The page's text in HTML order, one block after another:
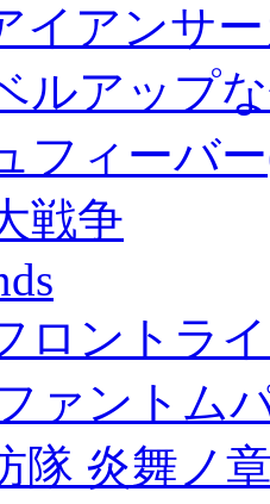
イアンサ
ルアップ
フィーバ
戦争
ロントラ
ァントム
隊 炎舞ノ